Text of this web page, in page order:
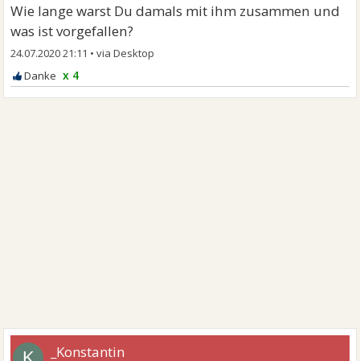
Wie lange warst Du damals mit ihm zusammen und
was ist vorgefallen?
24.07.2020 21:11 •
x 4
_Konstantin